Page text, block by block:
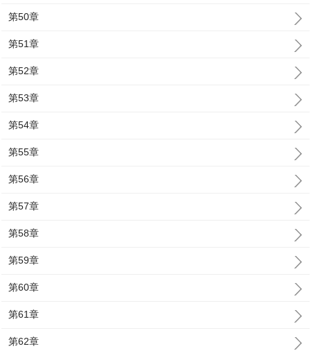
第50章
第51章
第52章
第53章
第54章
第55章
第56章
第57章
第58章
第59章
第60章
第61章
第62章